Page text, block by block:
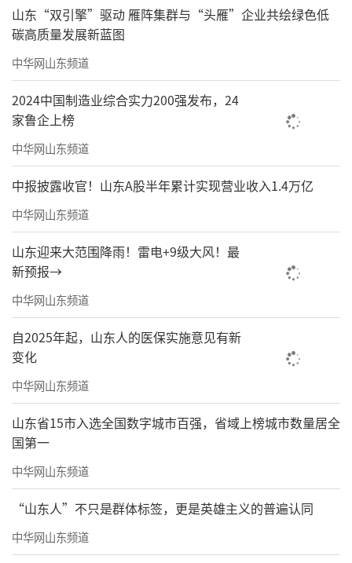
来，加上四川话的揶揄感，天然带着短视频的
传播力。这其中有对作品美学的误读、也有社
会热点的强行嫁接。评论区里，喜欢和厌烦混
在一起，误解和共鸣也混在一起。很少有一个
双年展，会在社交媒体上以这样一种情绪化、
直接、甚至有点失控的方式被观看。
从群众中来，到群众中去
到了4月，尽管只是一个工作日上午，成都
双年展的现场观众就已经来了不少。最明显的
一点是，他们不是在上海、北京展览现场常见
的、带有某种固定气质的看展人群。很多一看
就是情侣、附近成群结队的嬢嬢和顺路进来遛
娃的家庭。有人会认真研究作品，也有人只是
觉得“很怪”、“这个有点神”。很少有人带
着“我要理解当代艺术”的准备，只是把它当
作天府艺术公园里一个值得去看看的地方，因
为这里不收门票，只用预约。这种观众结构，
决定了成都双年展在社交媒体上的样子。
山东“双引擎”驱动 雁阵集群与“头雁”企业共绘绿色低
碳高质量发展新蓝图
中华网山东频道
2024中国制造业综合实力200强发布，24
家鲁企上榜
中华网山东频道
中报披露收官！山东A股半年累计实现营业收入1.4万亿
中华网山东频道
山东迎来大范围降雨！雷电+9级大风！最
新预报→
中华网山东频道
自2025年起，山东人的医保实施意见有新
变化
中华网山东频道
山东省15市入选全国数字城市百强，省域上榜城市数量居全
国第一
中华网山东频道
“山东人”不只是群体标签，更是英雄主义的普遍认同
中华网山东频道